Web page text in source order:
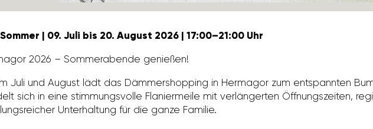
| 09. Juli bis 20. August 2026 | 17:00–21:00 Uhr
2026 – Sommer­abende genießen!
Juli und August lädt das Dämmer­shop­ping in Hermagor zum entspannten
sich in eine stim­mungs­volle Flanier­meile mit verlän­gerten Öffnungs­zeiten,
Unter­hal­tung für die ganze Familie.